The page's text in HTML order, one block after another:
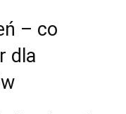
– co
dla